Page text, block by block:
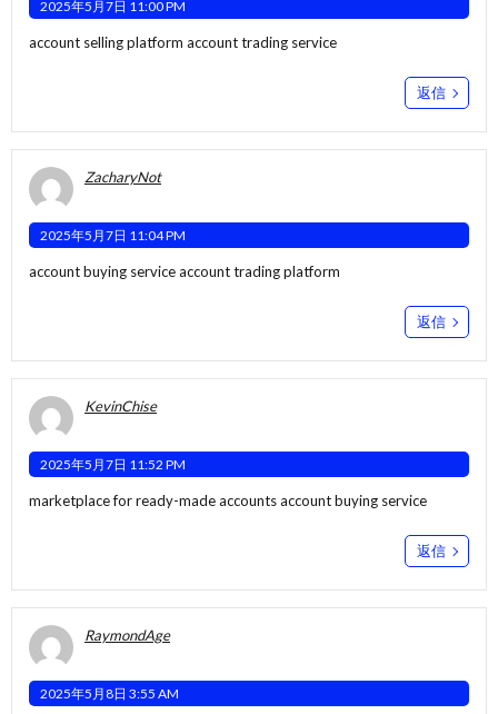
2025年5月7日 11:00 PM
account selling platform account trading service
返信
ZacharyNot
2025年5月7日 11:04 PM
account buying serviceaccount trading platform
返信
KevinChise
2025年5月7日 11:52 PM
marketplace for ready-made accountsaccount buying service
返信
RaymondAge
2025年5月8日 3:55 AM